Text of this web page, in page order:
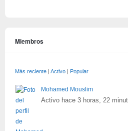
Miembros
Más reciente | Activo | Popular
Mohamed Mouslim
Activo hace 3 horas, 22